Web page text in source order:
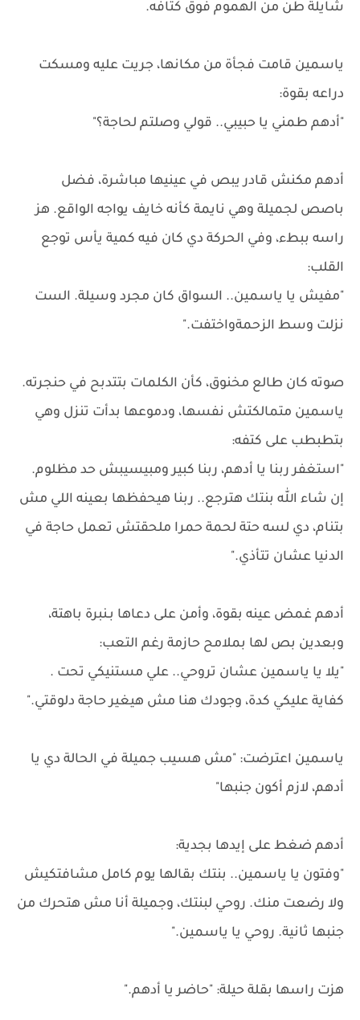
شايلة طن من الهموم فوق كتافه.
ياسمين قامت فجأة من مكانها، جريت عليه ومسكت
دراعه بقوة:
"أدهم طمني يا حبيبي.. قولي وصلتم لحاجة؟"
أدهم مكنش قادر يبص في عينيها مباشرة، فضل
باصص لجميلة وهي نايمة كأنه خايف يواجه الواقع. هز
راسه ببطء، وفي الحركة دي كان فيه كمية يأس توجع
القلب:
"مفيش يا ياسمين.. السواق كان مجرد وسيلة. الست
نزلت وسط الزحمةواختفت."
صوته كان طالع مخنوق، كأن الكلمات بتتدبح في حنجرته.
ياسمين متمالكتش نفسها، ودموعها بدأت تنزل وهي
بتطبطب على كتفه:
"استغفر ربنا يا أدهم، ربنا كبير ومبيسيبش حد مظلوم.
إن شاء الله بنتك هترجع.. ربنا هيحفظها بعينه اللي مش
بتنام، دي لسه حتة لحمة حمرا ملحقتش تعمل حاجة في
الدنيا عشان تتأذي."
أدهم غمض عينه بقوة، وأمن على دعاها بـنبرة باهتة،
وبعدين بص لها بملامح حازمة رغم التعب:
"يلا يا ياسمين عشان تروحي.. علي مستنيكي تحت .
كفاية عليكي كدة، وجودك هنا مش هيغير حاجة دلوقتي."
ياسمين اعترضت: "مش هسيب جميلة في الحالة دي يا
أدهم، لازم أكون جنبها"
أدهم ضغط على إيدها بجدية:
"وفتون يا ياسمين.. بنتك بقالها يوم كامل مشافتكيش
ولا رضعت منك. روحي لبنتك، وجميلة أنا مش هتحرك من
جنبها ثانية. روحي يا ياسمين."
هزت راسها بقلة حيلة: "حاضر يا أدهم."